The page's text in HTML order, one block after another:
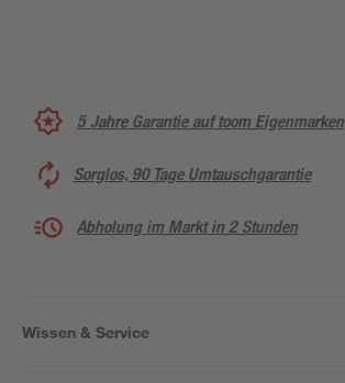
5 Jahre Garantie auf toom Eigenmarken
Sorglos, 90 Tage Umtauschgarantie
Abholung im Markt in 2 Stunden
Wissen & Service